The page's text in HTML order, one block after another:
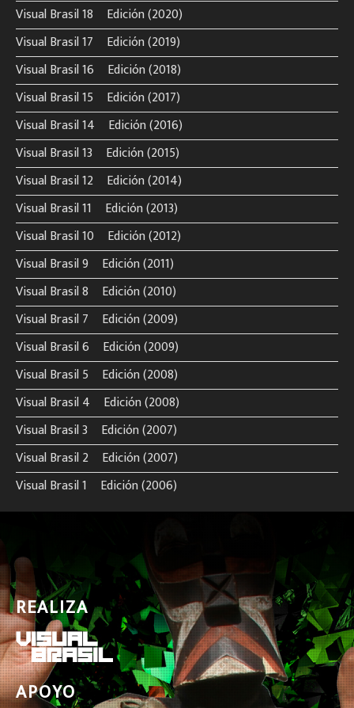
Visual Brasil 18º Edición (2020)
Visual Brasil 17º Edición (2019)
Visual Brasil 16º Edición (2018)
Visual Brasil 15º Edición (2017)
Visual Brasil 14º Edición (2016)
Visual Brasil 13º Edición (2015)
Visual Brasil 12º Edición (2014)
Visual Brasil 11º Edición (2013)
Visual Brasil 10º Edición (2012)
Visual Brasil 9º Edición (2011)
Visual Brasil 8º Edición (2010)
Visual Brasil 7º Edición (2009)
Visual Brasil 6º Edición (2009)
Visual Brasil 5º Edición (2008)
Visual Brasil 4º Edición (2008)
Visual Brasil 3º Edición (2007)
Visual Brasil 2º Edición (2007)
Visual Brasil 1º Edición (2006)
REALIZA
APOYO